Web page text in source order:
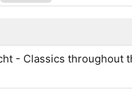
- Classics throughout